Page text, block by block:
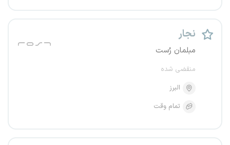
نجار
مبلمان رُست
منقضی شده
البرز
تمام وقت